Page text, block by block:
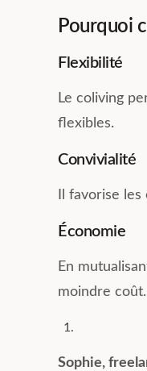
Pourquoi
Flexibilité
Le coliving
flexibles.
Convivialité
Il favorise
Économie
En
moindre coût.
Sophie,